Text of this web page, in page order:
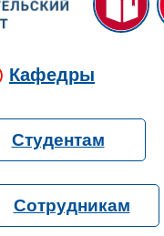
Кафедры
Студентам
Сотрудникам